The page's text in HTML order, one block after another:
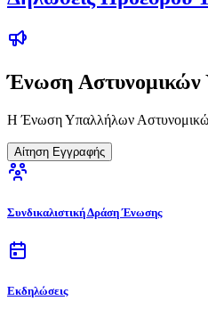
Ένωση Αστυνομικών
Η Ένωση Υπαλλήλων Αστυνομικών
Αίτηση Εγγραφής
Συνδικαλιστική Δράση Ένωσης
Εκδηλώσεις